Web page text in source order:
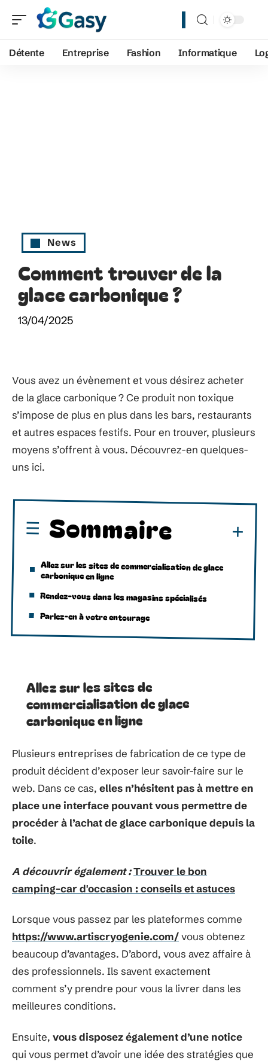
Détente Entreprise Fashion Informatique
News
Comment trouver de la
glace carbonique ?
13/04/2025
Vous avez un évènement et vous désirez acheter
de la glace carbonique ? Ce produit non toxique
s’impose de plus en plus dans les bars, restaurants
et autres espaces festifs. Pour en trouver, plusieurs
moyens s’offrent à vous. Découvrez-en quelques-
uns ici.
Sommaire
Allez sur les sites de commercialisation de glace
carbonique en ligne
Rendez-vous dans les magasins spécialisés
Parlez-en à votre entourage
Allez sur les sites de
commercialisation de glace
carbonique en ligne
Plusieurs entreprises de fabrication de ce type de
produit décident d’exposer leur savoir-faire sur le
web. Dans ce cas, elles n’hésitent pas à mettre en
place une interface pouvant vous permettre de
procéder à l’achat de glace carbonique depuis la
toile.
A découvrir également :Trouver le bon
camping-car d'occasion : conseils et astuces
Lorsque vous passez par les plateformes comme
https://www.artiscryogenie.com/vous obtenez
beaucoup d’avantages. D’abord, vous avez affaire à
des professionnels. Ils savent exactement
comment s’y prendre pour vous la livrer dans les
meilleures conditions.
Ensuite, vous disposez également d’une notice
qui vous permet d’avoir une idée des stratégies que